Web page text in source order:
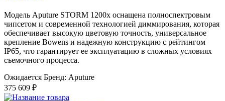
Модель Aputure STORM 1200x оснащена полноспектровым
чипсетом и современной технологией диммирования, которая
обеспечивает высокую цветовую точность, универсальное
крепление Bowens и надежную конструкцию с рейтингом
IP65, что гарантирует ее эксплуатацию в сложных условиях
съемочного процесса.
Ожидается Бренд: Aputure
375 609 ₽